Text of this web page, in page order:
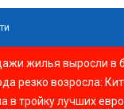
жилья выросли в
резко возросла:
в тройку лучших